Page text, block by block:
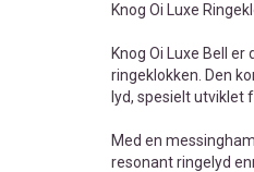
Knog Oi Luxe
Knog Oi Luxe Bell
ringeklokken. Den
lyd, spesielt utviklet
Med en
resonant ringelyd